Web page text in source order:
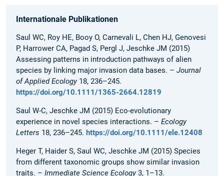
Internationale Publikationen
Saul WC, Roy HE, Booy O, Carnevali L, Chen HJ, Genovesi
P, Harrower CA, Pagad S, Pergl J, Jeschke JM (2015)
Assessing patterns in introduction pathways of alien
species by linking major invasion data bases. – Journal
of Applied Ecology18, 236–245.
https://doi.org/10.1111/1365-2664.12819
Saul W-C, Jeschke JM (2015) Eco-evolutionary
experience in novel species interactions. – Ecology
Letters 18, 236–245. https://doi.org/10.1111/ele.12408
Heger T, Haider S, Saul WC, Jeschke JM (2015) Species
from different taxonomic groups show similar invasion
traits. – Immediate Science Ecology3, 1–13.